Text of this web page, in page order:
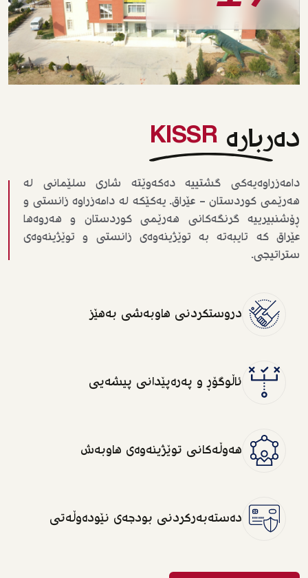
دەربارە KISSR
دامەزراوەیەکی گشتییە دەکەوێتە شاری سلێمانی لە
هەرێمی کوردستان - عێراق. یەکێکە لە دامەزراوە زانستی و
ڕۆشنبیرییە گرنگەکانی هەرێمی کوردستان و هەروەها
عێراق کە تایبەتە بە توێژینەوەی زانستی و توێژینەوەی
ستراتیجی.
دروستکردنی هاوبەشی بەهێز
ئاڵوگۆڕ و پەرەپێدانی پیشەیی
هەوڵەکانی توێژینەوەی هاوبەش
دەستەبەرکردنی بودجەی نێودەوڵەتی